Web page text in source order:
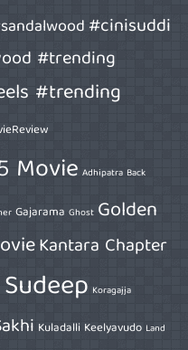
#cinisuddi
#trending
#trending
Movie Adhipatra Back
Gajarama Ghost Golden
Kantara Chapter
Koragajja
Kuladalli Keelyavudo Land